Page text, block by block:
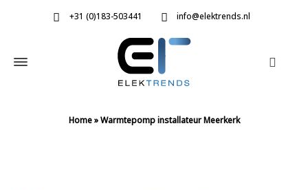
+31 (0)183-503441 info@elektrends.nl
Home»Warmtepomp installateur Meerkerk